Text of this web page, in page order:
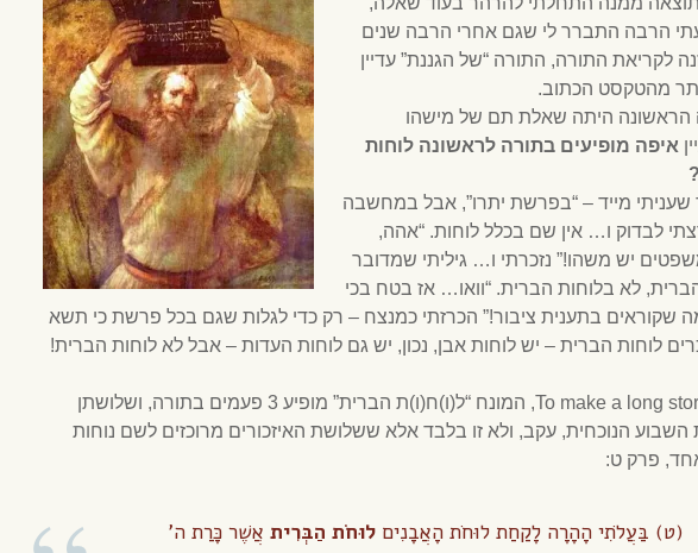
הרבה התברר לי שגם אחרי הרבה שנים
לקריאת התורה, התורה “של הגננת” עדיין
מהטקסט הכתוב.
היתה שאלת תם של מישהו
איפה מופיעים בתורה לראשונה לוחות
שעניתי מייד – “בפרשת יתרו”, אבל במחשבה
לבדוק ו… אין שם בכלל לוחות. “אהה,
יש משהו!” נזכרתי ו… גיליתי שמדובר
לא בלוחות הברית. “וואו… אז בטח בכי
שקוראים בתענית ציבור!” הכרזתי כמנצח – רק כדי לגלות שגם בכל פרשת כי תשא
לוחות הברית – יש לוחות אבן, נכון, יש גם לוחות העדות – אבל לא לוחות הברית!
To make a long story short, המונח “ל(ו)ח(ו)ת הברית” מופיע 3 פעמים בתורה, ושלושתן
הנוכחית, עקב, ולא זו בלבד אלא ששלושת האיזכורים מרוכזים לשם נוחות
פרק ט:
(ט) בַּעֲלֹתִי הָהָרָה לָקַחַת לוּחֹת הָאֲבָנִים לוּחֹת הַבְּרִית אֲשֶׁר כָּרַת ה’